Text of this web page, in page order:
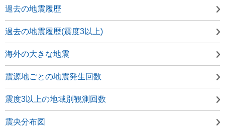
過去の地震履歴
過去の地震履歴(震度3以上)
海外の大きな地震
震源地ごとの地震発生回数
震度3以上の地域別観測回数
震央分布図